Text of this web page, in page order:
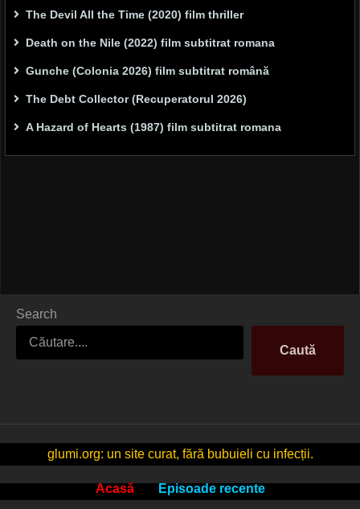
The Devil All the Time (2020) film thriller
Death on the Nile (2022) film subtitrat romana
Gunche (Colonia 2026) film subtitrat română
The Debt Collector (Recuperatorul 2026)
A Hazard of Hearts (1987) film subtitrat romana
Search
Caută
glumi.org: un site curat, fără bubuieli cu infecții.
Acasă Episoade recente